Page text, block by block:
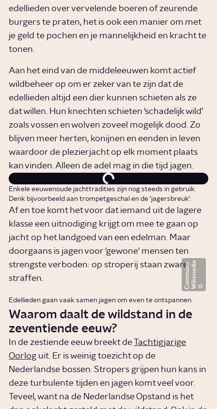
edellieden over vervelende boeren of zeurende
burgers te praten, het is ook een manier om met
je geld te pochen en je mannelijkheid en kracht te
tonen.
Aan het eind van de middeleeuwen komt actief
wildbeheer op om er zeker van te zijn dat de
edellieden altijd een dier kunnen schieten als ze
dat willen. Hun knechten schieten ‘schadelijk wild’
zoals vossen en wolven zoveel mogelijk dood. Zo
blijven meer herten, konijnen en eenden in leven
waardoor de plezierjacht op elk moment plaats
kan vinden. Alleen de adel mag in die tijd jagen.
Enkele eeuwenoude jachttradities zijn nog steeds in gebruik.
Denk bijvoorbeeld aan trompetgeschal en de 'jagersbreuk'.
Af en toe komt het voor dat iemand uit de lagere
klasse een uitnodiging krijgt om mee te gaan op
jacht op het landgoed van een edelman. Maar
doorgaans is jagen voor ‘gewone’ mensen ten
strengste verboden: op stroperij staan zware
straffen.
W
i
k
i
m
e
d
i
a
C
o
m
m
o
n
s
Edellieden gaan vaak samen jagen om even te ontspannen.
Waarom daalt de wildstand in de
zeventiende eeuw?
In de zestiende eeuw breekt de
Tachtigjarige
Oorlog uit. Er is weinig toezicht op de
Nederlandse bossen. Stropers grijpen hun kans in
deze turbulente tijden en jagen komt veel voor.
Teveel, want na de Nederlandse Opstand is het